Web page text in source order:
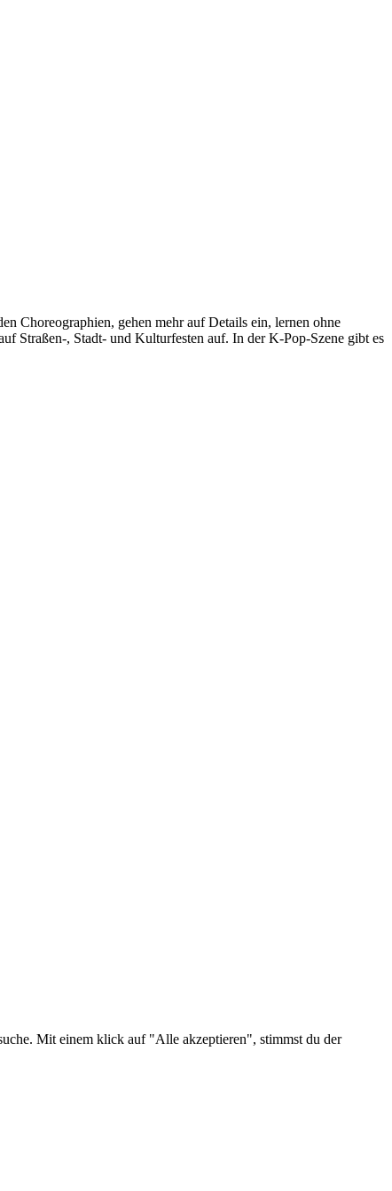
Choreographien, gehen mehr auf Details ein, lernen ohne
Straßen-, Stadt- und Kulturfesten auf. In der K-Pop-Szene gibt es
Mit einem klick auf "Alle akzeptieren", stimmst du der